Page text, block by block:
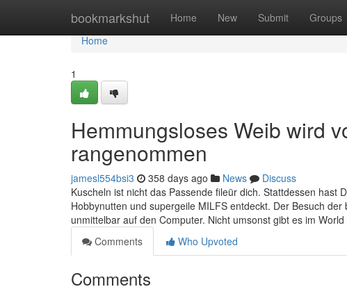
bookmarkshut Home New Submit Groups
Home
Home
1
Hemmungsloses Weib wird
rangenommen
jamesl554bsi3 358 days ago News
Discuss
Kuscheln ist nicht das Passende fileür dich. Stattdessen hast
Hobbynutten und supergeile MILFS entdeckt. Der Besuch
unmittelbar auf den Computer. Nicht umsonst gibt es im
Comments
Who Upvoted
Comments